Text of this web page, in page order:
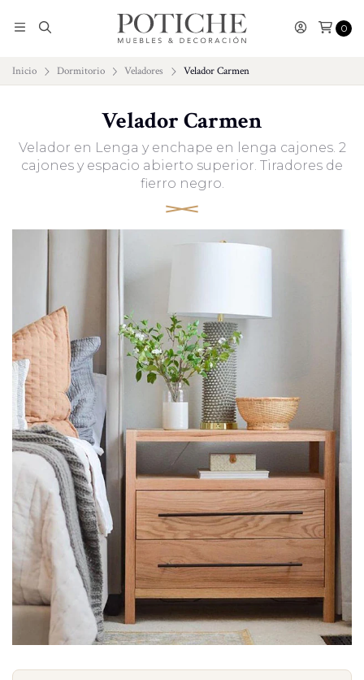
0
Inicio Dormitorio Veladores Velador Carmen
Velador Carmen
Velador en Lenga y enchape en lenga cajones. 2
cajones y espacio abierto superior. Tiradores de
fierro negro.